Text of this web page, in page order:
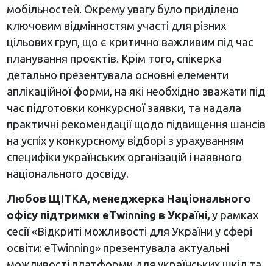
мобільностей. Окрему увагу було приділено
ключовим відмінностям участі для різних
цільових груп, що є критично важливим під час
планування проєктів. Крім того, спікерка
детально презентувала основні елементи
аплікаційної форми, на які необхідно зважати під
час підготовки конкурсної заявки, та надала
практичні рекомендації щодо підвищення шансів
на успіх у конкурсному відборі з урахуванням
специфіки українських організацій і наявного
національного досвіду.
Любов ЩІТКА, менеджерка Національного
офісу підтримки еTwinning в Україні, у рамках
сесії «Відкриті можливості для України у сфері
освіти: eTwinning» презентувала актуальні